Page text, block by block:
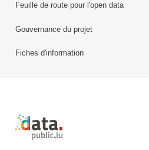
Feuille de route pour l'open data
Gouvernance du projet
Fiches d'information
Retour à l'accueil de